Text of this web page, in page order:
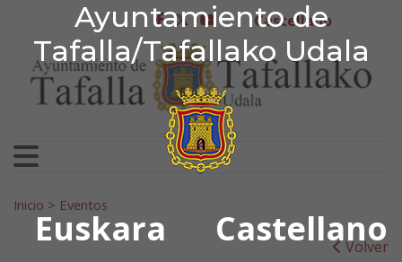
Ayuntamiento de
Tafalla/Tafallako Udala
Euskara Castellano
Ir al contenido
Ayuntamiento de
facebook
twitter
youtubeCastellano
Search for:
Inicio > Eventos
Volver